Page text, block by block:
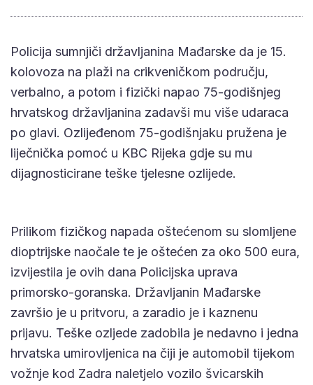
Policija sumnjiči državljanina Mađarske da je 15.
kolovoza na plaži na crikveničkom području,
verbalno, a potom i fizički napao 75-godišnjeg
hrvatskog državljanina zadavši mu više udaraca
po glavi. Ozlijeđenom 75-godišnjaku pružena je
liječnička pomoć u KBC Rijeka gdje su mu
dijagnosticirane teške tjelesne ozlijede.
Prilikom fizičkog napada oštećenom su slomljene
dioptrijske naočale te je oštećen za oko 500 eura,
izvijestila je ovih dana Policijska uprava
primorsko-goranska. Državljanin Mađarske
završio je u pritvoru, a zaradio je i kaznenu
prijavu. Teške ozljede zadobila je nedavno i jedna
hrvatska umirovljenica na čiji je automobil tijekom
vožnje kod Zadra naletjelo vozilo švicarskih